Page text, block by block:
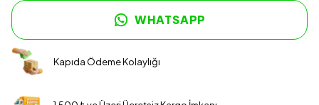
WHATSAPP
Kapıda Ödeme Kolaylığı